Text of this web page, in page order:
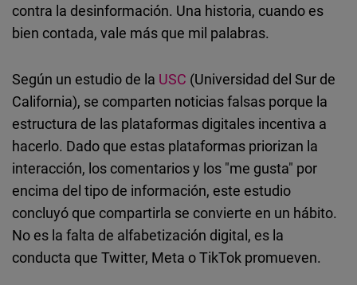
contra la desinformación. Una historia, cuando es
bien contada, vale más que mil palabras.
Según un estudio de la USC (Universidad del Sur de
California), se comparten noticias falsas porque la
estructura de las plataformas digitales incentiva a
hacerlo. Dado que estas plataformas priorizan la
interacción, los comentarios y los "me gusta" por
encima del tipo de información, este estudio
concluyó que compartirla se convierte en un hábito.
No es la falta de alfabetización digital, es la
conducta que Twitter, Meta o TikTok promueven.